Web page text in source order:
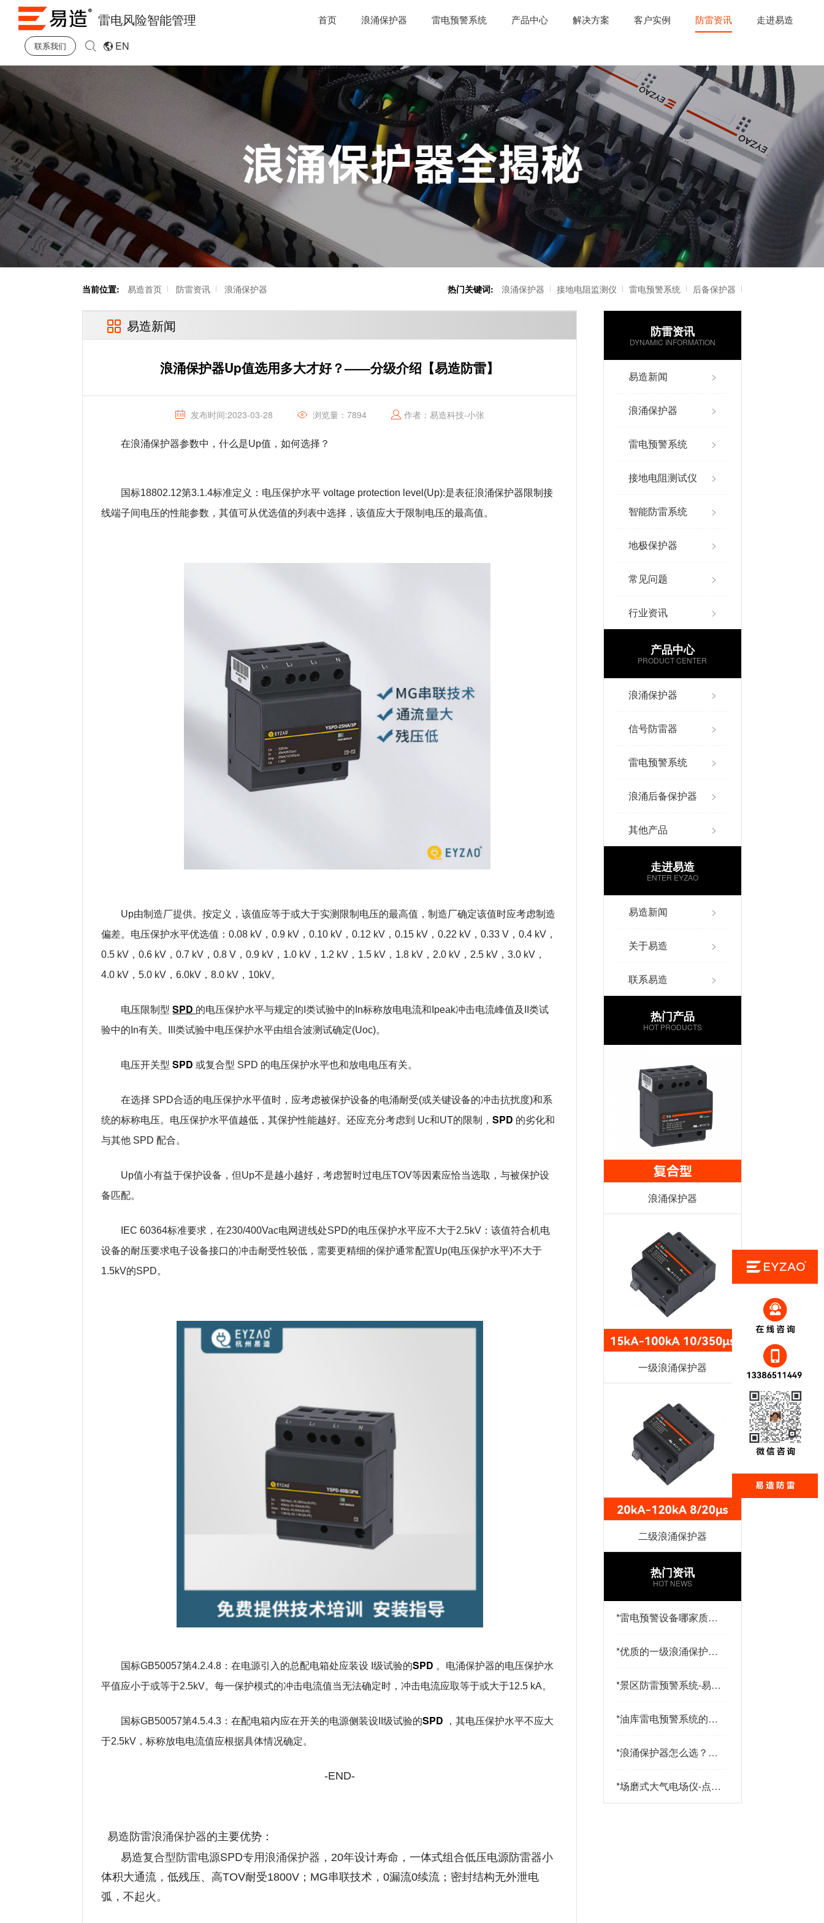
雷电风险智能管理 首页 浪涌保护器 雷电预警系统 产品中心 解决方案 客户实例 防雷资讯 走进易造
联系我们 EN
当前位置: 易造首页 防雷资讯 浪涌保护器 热门关键词: 浪涌保护器 接地电阻监测仪 雷电预警系统 后备保护器
雷电记录仪 智能防雷系统
易造新闻
浪涌保护器Up值选用多大才好？——分级介绍【易造防雷】
发布时间:2023-03-28 浏览量：7894 作者：易造科技-小张
在浪涌保护器参数中，什么是Up值，如何选择？
国标18802.12第3.1.4标准定义：电压保护水平 voltage protection level(Up):是表征浪涌保护器限制接
线端子间电压的性能参数，其值可从优选值的列表中选择，该值应大于限制电压的最高值。
Up由制造厂提供。按定义，该值应等于或大于实测限制电压的最高值，制造厂确定该值时应考虑制造
偏差。电压保护水平优选值：0.08 kV，0.9 kV，0.10 kV，0.12 kV，0.15 kV，0.22 kV，0.33 V，0.4 kV，
0.5 kV，0.6 kV，0.7 kV，0.8 V，0.9 kV，1.0 kV，1.2 kV，1.5 kV，1.8 kV，2.0 kV，2.5 kV，3.0 kV，
4.0 kV，5.0 kV，6.0kV，8.0 kV，10kV。
电压限制型SPD 的电压保护水平与规定的I类试验中的In标称放电电流和Ipeak冲击电流峰值及II类试
验中的In有关。III类试验中电压保护水平由组合波测试确定(Uoc)。
电压开关型SPD或复合型 SPD 的电压保护水平也和放电电压有关。
在选择 SPD合适的电压保护水平值时，应考虑被保护设备的电涌耐受(或关键设备的冲击抗扰度)和系
统的标称电压。电压保护水平值越低，其保护性能越好。还应充分考虑到 Uc和UT的限制，SPD 的劣化和
与其他 SPD 配合。
Up值小有益于保护设备，但Up不是越小越好，考虑暂时过电压TOV等因素应恰当选取，与被保护设
备匹配。
IEC 60364标准要求，在230/400Vac电网进线处SPD的电压保护水平应不大于2.5kV：该值符合机电
设备的耐压要求电子设备接口的冲击耐受性较低，需要更精细的保护通常配置Up(电压保护水平)不大于
1.5kV的SPD。
国标GB50057第4.2.4.8：在电源引入的总配电箱处应装设 I级试验的SPD 。电涌保护器的电压保护水
平值应小于或等于2.5kV。每一保护模式的冲击电流值当无法确定时，冲击电流应取等于或大于12.5 kA。
国标GB50057第4.5.4.3：在配电箱内应在开关的电源侧装设II级试验的SPD
，其电压保护水平不应大
于2.5kV，标称放电电流值应根据具体情况确定。
-END-
易造防雷浪涌保护器的主要优势：
易造复合型防雷电源SPD专用浪涌保护器 ，20年设计寿命，一体式组合低压电源防雷器小
体积大通流，低残压、高TOV耐受1800V；MG串联技术，0漏流0续流；密封结构无外泄电
弧，不起火。
防雷资讯
DYNAMIC INFORMATION
易造新闻 >
浪涌保护器 >
雷电预警系统 >
接地电阻测试仪 >
智能防雷系统 >
地极保护器 >
常见问题 >
行业资讯 >
产品中心
PRODUCT CENTER
浪涌保护器 >
信号防雷器 >
雷电预警系统 >
浪涌后备保护器 >
其他产品 >
走进易造
ENTER EYZAO
易造新闻 >
关于易造 >
联系易造 >
热门产品
HOT PRODUCTS
浪涌保护器
一级浪涌保护器
二级浪涌保护器
热门资讯
HOT NEWS
*雷电预警设备哪家质量
*优质的一级浪涌保护器
防雷
*景区防雷预警系统-易造
*油库雷电预警系统的传
看-易造
*浪涌保护器怎么选？三
策略助您精准选型-易造
*场磨式大气电场仪-点击
了解更多-易造